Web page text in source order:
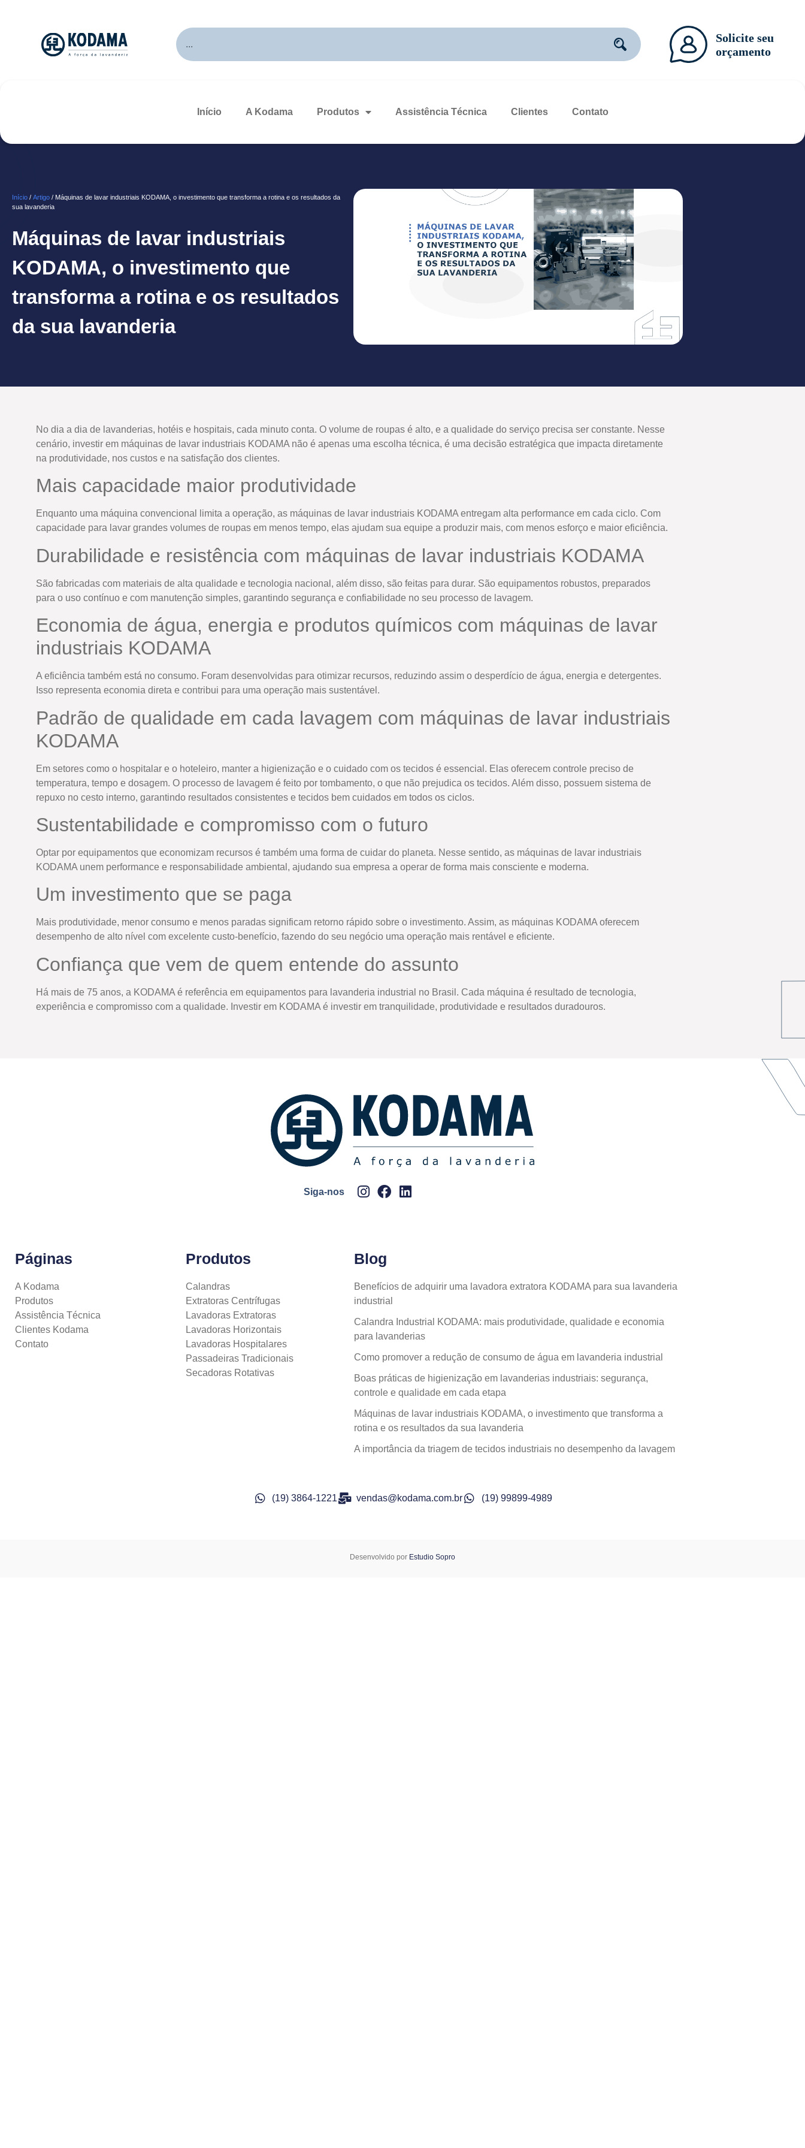
Início A Kodama Produtos Assistência Técnica Clientes Contato
Início / Artigo / Máquinas de lavar industriais KODAMA, o investimento que transforma a rotina e os resultados da
sua lavanderia
Máquinas de lavar industriais
KODAMA, o investimento que
transforma a rotina e os resultados
da sua lavanderia
No dia a dia de lavanderias, hotéis e hospitais, cada minuto conta. O volume de roupas é alto, e a qualidade do serviço precisa ser constante. Nesse
cenário, investir em máquinas de lavar industriais KODAMA não é apenas uma escolha técnica, é uma decisão estratégica que impacta diretamente
na produtividade, nos custos e na satisfação dos clientes.
Mais capacidade maior produtividade
Enquanto uma máquina convencional limita a operação, as máquinas de lavar industriais KODAMA entregam alta performance em cada ciclo. Com
capacidade para lavar grandes volumes de roupas em menos tempo, elas ajudam sua equipe a produzir mais, com menos esforço e maior eficiência.
Durabilidade e resistência com máquinas de lavar industriais KODAMA
São fabricadas com materiais de alta qualidade e tecnologia nacional, além disso, são feitas para durar. São equipamentos robustos, preparados
para o uso contínuo e com manutenção simples, garantindo segurança e confiabilidade no seu processo de lavagem.
Economia de água, energia e produtos químicos com máquinas de lavar
industriais KODAMA
A eficiência também está no consumo. Foram desenvolvidas para otimizar recursos, reduzindo assim o desperdício de água, energia e detergentes.
Isso representa economia direta e contribui para uma operação mais sustentável.
Padrão de qualidade em cada lavagem com máquinas de lavar industriais
KODAMA
Em setores como o hospitalar e o hoteleiro, manter a higienização e o cuidado com os tecidos é essencial. Elas oferecem controle preciso de
temperatura, tempo e dosagem. O processo de lavagem é feito por tombamento, o que não prejudica os tecidos. Além disso, possuem sistema de
repuxo no cesto interno, garantindo resultados consistentes e tecidos bem cuidados em todos os ciclos.
Sustentabilidade e compromisso com o futuro
Optar por equipamentos que economizam recursos é também uma forma de cuidar do planeta. Nesse sentido, as máquinas de lavar industriais
KODAMA unem performance e responsabilidade ambiental, ajudando sua empresa a operar de forma mais consciente e moderna.
Um investimento que se paga
Mais produtividade, menor consumo e menos paradas significam retorno rápido sobre o investimento. Assim, as máquinas KODAMA oferecem
desempenho de alto nível com excelente custo-benefício, fazendo do seu negócio uma operação mais rentável e eficiente.
Confiança que vem de quem entende do assunto
Há mais de 75 anos, a KODAMA é referência em equipamentos para lavanderia industrial no Brasil. Cada máquina é resultado de tecnologia,
experiência e compromisso com a qualidade. Investir em KODAMA é investir em tranquilidade, produtividade e resultados duradouros.
Siga-nos
Páginas
A Kodama
Produtos
Assistência Técnica
Clientes Kodama
Contato
Produtos
Calandras
Extratoras Centrífugas
Lavadoras Extratoras
Lavadoras Horizontais
Lavadoras Hospitalares
Passadeiras Tradicionais
Secadoras Rotativas
Blog
Benefícios de adquirir uma lavadora extratora KODAMA para sua lavanderia
industrial
Calandra Industrial KODAMA: mais produtividade, qualidade e economia
para lavanderias
Como promover a redução de consumo de água em lavanderia industrial
Boas práticas de higienização em lavanderias industriais: segurança,
controle e qualidade em cada etapa
Máquinas de lavar industriais KODAMA, o investimento que transforma a
rotina e os resultados da sua lavanderia
A importância da triagem de tecidos industriais no desempenho da lavagem
(19) 3864-1221 vendas@kodama.com.br (19) 99899-4989
Desenvolvido por Estudio Sopro